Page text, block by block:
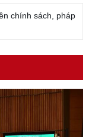
chính sách, pháp